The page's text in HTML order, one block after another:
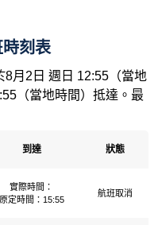
刻表
月2日 週日 12:55（當地
（當地時間）抵達。最
到達 狀態
實際時間：
原定時間：15:55
航班取消